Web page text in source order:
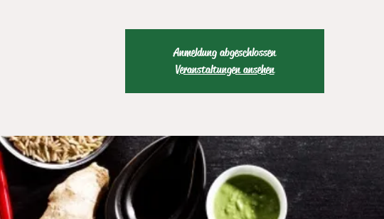
Anmeldung abgeschlossen
Veranstaltungen ansehen